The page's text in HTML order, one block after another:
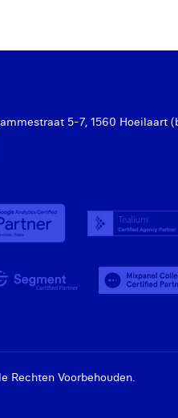
5-7, 1560 Hoeilaart
Rechten Voorbehouden.